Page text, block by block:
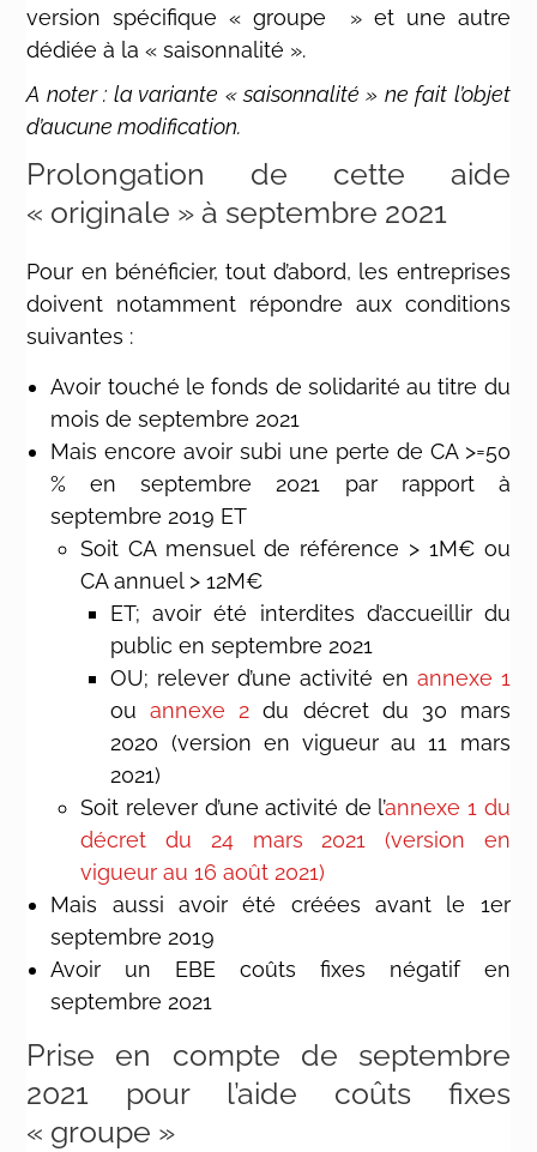
version spécifique « groupe » et une autre
dédiée à la « saisonnalité ».
A noter : la variante « saisonnalité » ne fait l’objet
d’aucune modification.
Prolongation de cette aide
« originale » à septembre 2021
Pour en bénéficier, tout d’abord, les entreprises
doivent notamment répondre aux conditions
suivantes :
Avoir touché le fonds de solidarité au titre du
mois de septembre 2021
Mais encore avoir subi une perte de CA >=50
% en septembre 2021 par rapport à
septembre 2019 ET
Soit CA mensuel de référence > 1M€ ou
CA annuel > 12M€
ET; avoir été interdites d’accueillir du
public en septembre 2021
OU; relever d’une activité en annexe 1
ouannexe 2 du décret du 30 mars
2020 (version en vigueur au 11 mars
2021)
Soit relever d’une activité de l’annexe 1 du
décret du 24 mars 2021 (version en
vigueur au 16 août 2021)
Mais aussi avoir été créées avant le 1er
septembre 2019
Avoir un EBE coûts fixes négatif en
septembre 2021
Prise en compte de septembre
2021 pour l’aide coûts fixes
« groupe »